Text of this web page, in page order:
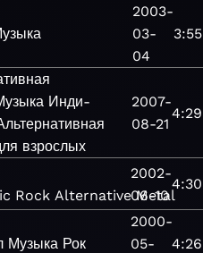
2003-
03-
04
3:55
Инди-
взрослых
2007-
08-21
4:29
Rock Alternative Metal
2002-
06-10
4:30
Музыка Рок
2000-
05-
4:26